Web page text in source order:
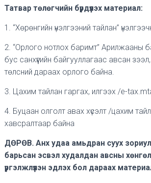
Татвар төлөгчийн бүрдүүлэх материал:
1. “Хөрөнгийн үнэлгээний тайлан”
2. “Орлого нотлох баримт” Арилжааны
бус санхүүгийн байгууллагаас авсан
төлсний дараах орлого байна.
3. Цахим тайлан гаргах, илгээх /e-
4. Буцаан олголт авах хүсэлт /цахим
хавсралтаар байна
ДӨРӨВ. Анх удаа амьдран суух
барьсан эсвэл худалдан авсны
үргэлжлүүлэн эдлэх бол дараах